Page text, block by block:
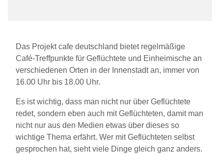
Das Projekt cafe deutschland bietet regelmäßige
Café-Treffpunkte für Geflüchtete und Einheimische an
verschiedenen Orten in der Innenstadt an, immer von
16.00 Uhr bis 18.00 Uhr.
Es ist wichtig, dass man nicht nur über Geflüchtete
redet, sondern eben auch mit Geflüchteten, damit man
nicht nur aus den Medien etwas über dieses so
wichtige Thema erfährt. Wer mit Geflüchteten selbst
gesprochen hat, sieht viele Dinge gleich ganz anders.